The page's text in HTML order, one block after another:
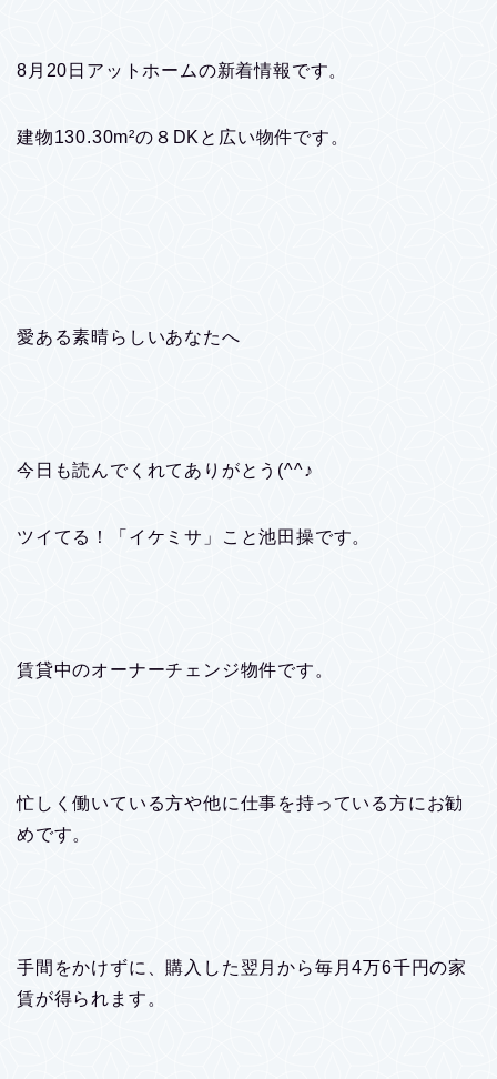
8月20日アットホームの新着情報です。
建物130.30m²の８DKと広い物件です。
愛ある素晴らしいあなたへ
今日も読んでくれてありがとう(^^♪
ツイてる！「イケミサ」こと池田操です。
賃貸中のオーナーチェンジ物件です。
忙しく働いている方や他に仕事を持っている方にお勧
めです。
手間をかけずに、購入した翌月から毎月4万6千円の家
賃が得られます。